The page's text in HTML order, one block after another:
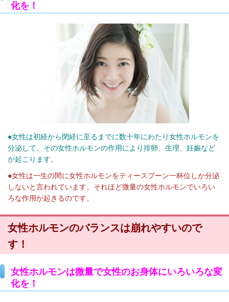
化を！
●女性は初経から閉経に至るまでに数十年にわたり女性ホルモンを
分泌して、その女性ホルモンの作用により排卵、生理、妊娠など
が起こります。
●女性は一生の間に女性ホルモンをティースプーン一杯位しか分泌
しないと言われています。それほど微量の女性ホルモンでいろい
ろな作用が起きるのです。
女性ホルモンのバランスは崩れやすいので
す！
女性ホルモンは微量で女性のお身体にいろいろな変
化を！